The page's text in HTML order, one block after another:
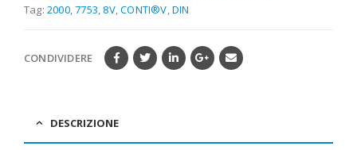
Tag: 2000,7753 8V,CONTI®V ,DIN
CONDIVIDERE
DESCRIZIONE